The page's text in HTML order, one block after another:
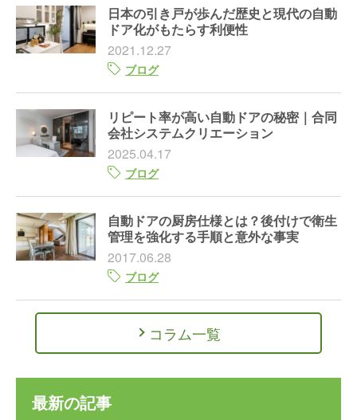
日本の引き戸が歩んだ歴史と現代の自動
ドア化がもたらす利便性
2021.12.27
ブログ
リピート率が高い自動ドアの秘密｜合同
会社システムクリエーション
2025.04.17
ブログ
自動ドアの厨房仕様とは？後付けで衛生
管理を強化する手順と意外な事実
2017.06.28
ブログ
コラム一覧
最新の記事